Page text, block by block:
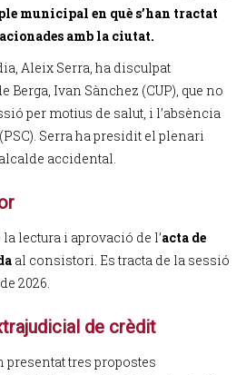
municipal en què s’han tractat
amb la ciutat.
Aleix Serra, ha disculpat
Berga, Ivan Sànchez (CUP), que no
per motius de salut, i l’absència
Serra ha presidit el plenari
accidental.
lectura i aprovació de l’acta de
al consistori. Es tracta de la sessió
2026.
de crèdit
presentat tres propostes